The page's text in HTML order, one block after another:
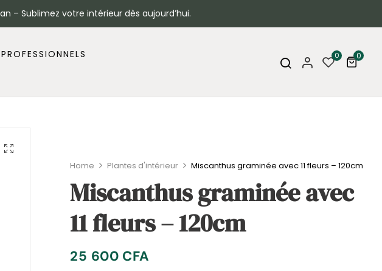
– Sublimez votre intérieur dès aujourd’hui.
PROFESSIONNELS
0 0
Home Plantes d'intérieur Miscanthus graminée avec 11 fleurs – 120cm
Miscanthus graminée avec
11 fleurs – 120cm
25 600 CFA